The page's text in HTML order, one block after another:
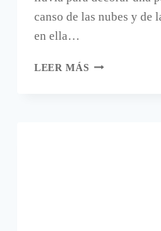
canso de las nubes y de
en ella…
LEER MÁS CABECEROS